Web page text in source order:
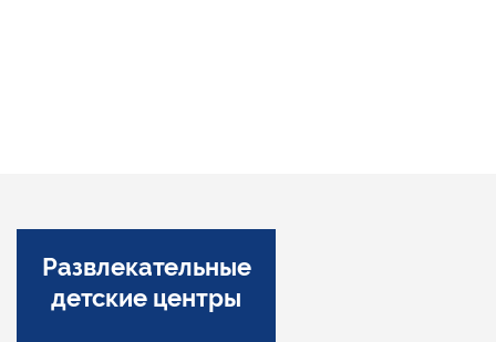
Развлекательные
детские центры
Фитнес